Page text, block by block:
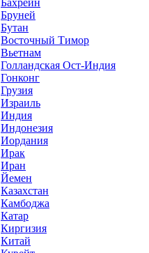
Бахрейн
Бруней
Бутан
Восточный Тимор
Вьетнам
Голландская Ост-Индия
Гонконг
Грузия
Израиль
Индия
Индонезия
Иордания
Ирак
Иран
Йемен
Казахстан
Камбоджа
Катар
Киргизия
Китай